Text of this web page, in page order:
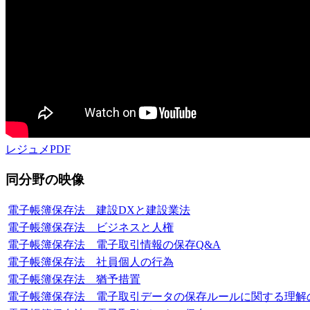
レジュメPDF
同分野の映像
電子帳簿保存法 建設DXと建設業法
電子帳簿保存法 ビジネスと人権
電子帳簿保存法 電子取引情報の保存Q&A
電子帳簿保存法 社員個人の行為
電子帳簿保存法 猶予措置
電子帳簿保存法 電子取引データの保存ルールに関する理解